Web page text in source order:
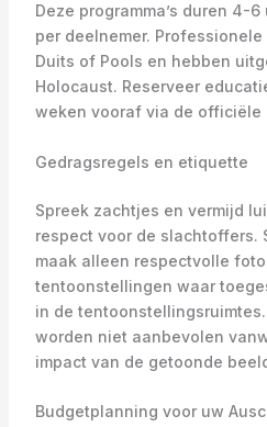
Deze programma’s duren 4-
per deelnemer.
Duits of Pools en hebben
Holocaust. Reserveer
weken vooraf via de officiële
Gedragsregels en etiquette
Spreek zachtjes en vermijd
respect voor de slachtoffers.
maak alleen respectvolle
tentoonstellingen waar
in de
worden niet aanbevolen
impact van de getoonde
Budgetplanning voor uw